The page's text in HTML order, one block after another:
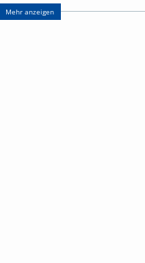
Mehr anzeigen